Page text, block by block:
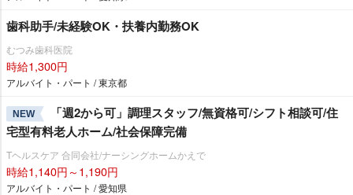
歯科助手/未経験OK・扶養内勤務OK
むつみ歯科医院
時給1,300円
アルバイト・パート / 東京都
NEW
「週2から可」調理スタッフ/無資格可/シフト相談可/住
宅型有料老人ホーム/社会保障完備
Tヘルスケア 合同会社/ナーシングホームかえで
時給1,140円～1,190円
アルバイト・パート / 愛知県